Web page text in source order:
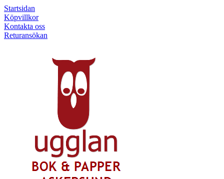
Startsidan
Köpvillkor
Kontakta oss
Returansökan